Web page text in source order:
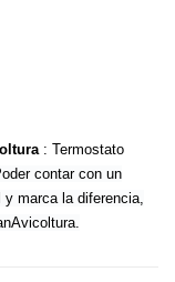
: Termostato
contar con un
marca la diferencia,